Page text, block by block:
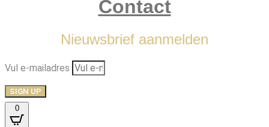
Contact
Nieuwsbrief aanmelden
Vul e-mailadres
SIGN UP
0